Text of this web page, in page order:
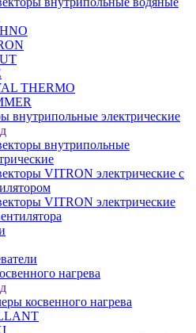
THERMO
внутрипольные электрические
внутрипольные
VITRON электрические с
VITRON электрические
нагрева
косвенного нагрева